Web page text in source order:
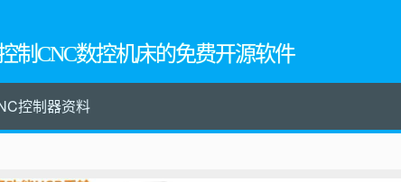
制CNC数控机床的免费开源软件
控制器资料